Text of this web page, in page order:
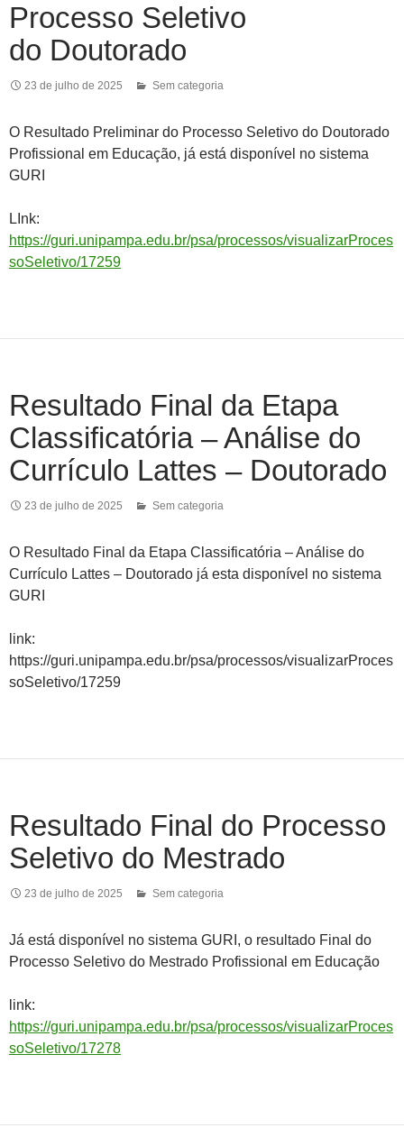
Processo Seletivo
do Doutorado
23 de julho de 2025 Sem categoria
O Resultado Preliminar do Processo Seletivo do Doutorado
Profissional em Educação, já está disponível no sistema
GURI
LInk:
https://guri.unipampa.edu.br/psa/processos/visualizarProces
soSeletivo/17259
Resultado Final da Etapa
Classificatória – Análise do
Currículo Lattes – Doutorado
23 de julho de 2025 Sem categoria
O Resultado Final da Etapa Classificatória – Análise do
Currículo Lattes – Doutorado já esta disponível no sistema
GURI
link:
https://guri.unipampa.edu.br/psa/processos/visualizarProces
soSeletivo/17259
Resultado Final do Processo
Seletivo do Mestrado
23 de julho de 2025 Sem categoria
Já está disponível no sistema GURI, o resultado Final do
Processo Seletivo do Mestrado Profissional em Educação
link:
https://guri.unipampa.edu.br/psa/processos/visualizarProces
soSeletivo/17278